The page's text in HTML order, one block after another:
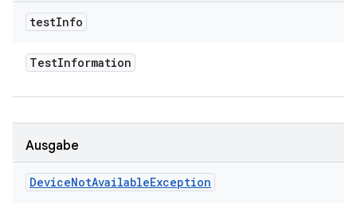
testInfo
TestInformation
Ausgabe
DeviceNotAvailableException